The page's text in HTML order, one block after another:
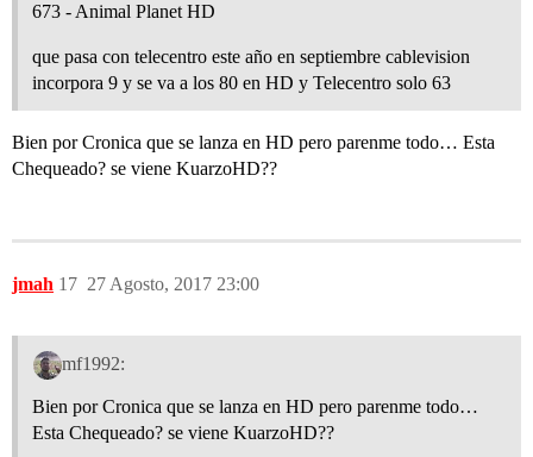
673 - Animal Planet HD
que pasa con telecentro este año en septiembre cablevision
incorpora 9 y se va a los 80 en HD y Telecentro solo 63
Bien por Cronica que se lanza en HD pero parenme todo… Esta
Chequeado? se viene KuarzoHD??
jmah 27 Agosto, 2017 23:00
17
mf1992:
Bien por Cronica que se lanza en HD pero parenme todo…
Esta Chequeado? se viene KuarzoHD??